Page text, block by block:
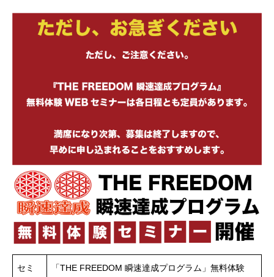
セミ
「THE FREEDOM 瞬速達成プログラム」無料体験